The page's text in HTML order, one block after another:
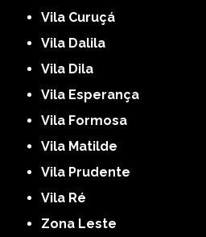
Vila Curuçá
Vila Dalila
Vila Dila
Vila Esperança
Vila Formosa
Vila Matilde
Vila Prudente
Vila Ré
Zona Leste